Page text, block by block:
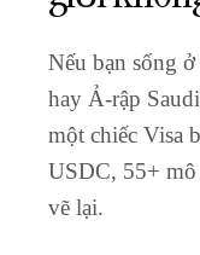
Nếu bạn sống
hay Ả-rập
một chiếc Visa
USDC, 55+
vẽ lại.